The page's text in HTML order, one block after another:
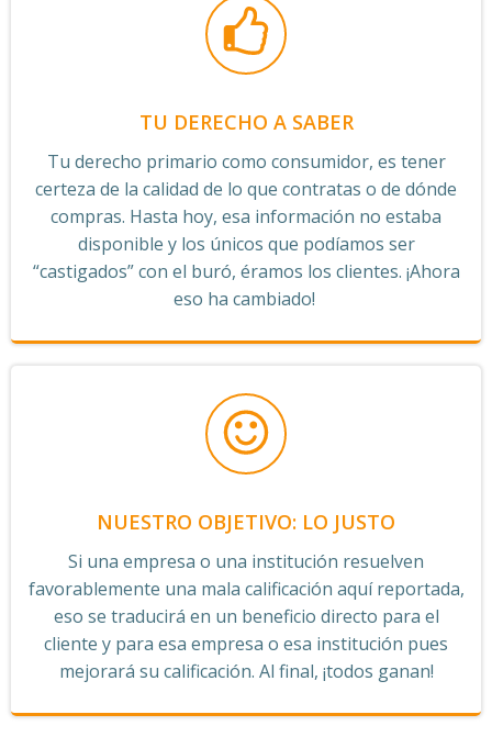
TU DERECHO A SABER
Tu derecho primario como consumidor, es tener
certeza de la calidad de lo que contratas o de dónde
compras. Hasta hoy, esa información no estaba
disponible y los únicos que podíamos ser
“castigados” con el buró, éramos los clientes. ¡Ahora
eso ha cambiado!
NUESTRO OBJETIVO: LO JUSTO
Si una empresa o una institución resuelven
favorablemente una mala calificación aquí reportada,
eso se traducirá en un beneficio directo para el
cliente y para esa empresa o esa institución pues
mejorará su calificación. Al final, ¡todos ganan!